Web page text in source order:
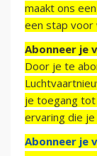
maakt ons
een stap voor
Abonneer je
Door je te
je toegang tot
ervaring die
Abonneer je